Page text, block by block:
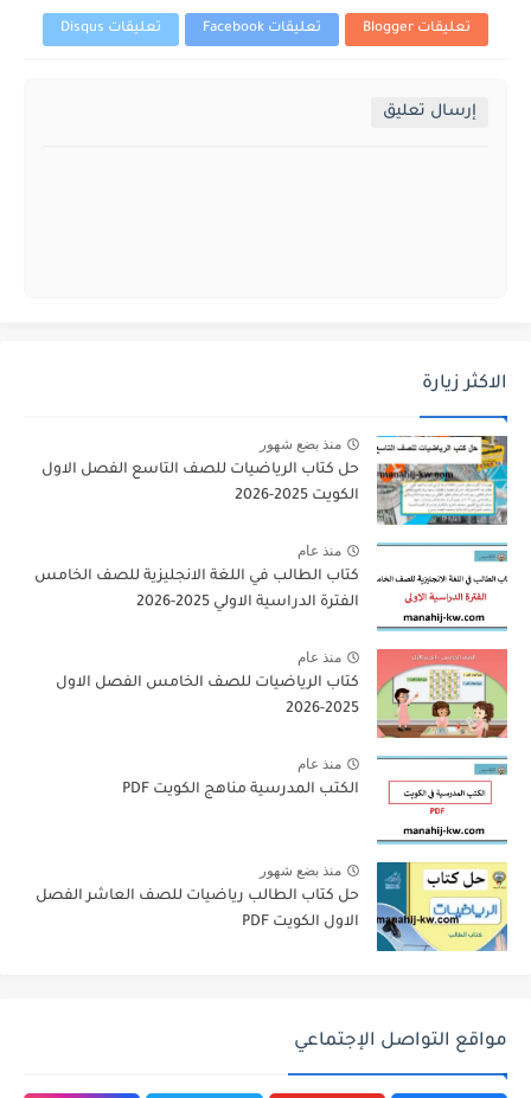
تعليقات Blogger تعليقات Facebook تعليقات Disqus
إرسال تعليق
الاكثر زيارة
منذ بضع شهور
حل كتاب الرياضيات للصف التاسع الفصل الاول
الكويت 2025-2026
منذ عام
كتاب الطالب في اللغة الانجليزية للصف الخامس
الفترة الدراسية الاولي 2025-2026
منذ عام
كتاب الرياضيات للصف الخامس الفصل الاول
2025-2026
منذ عام
الكتب المدرسية مناهج الكويت PDF
منذ بضع شهور
حل كتاب الطالب رياضيات للصف العاشر الفصل
الاول الكويت PDF
مواقع التواصل الإجتماعي